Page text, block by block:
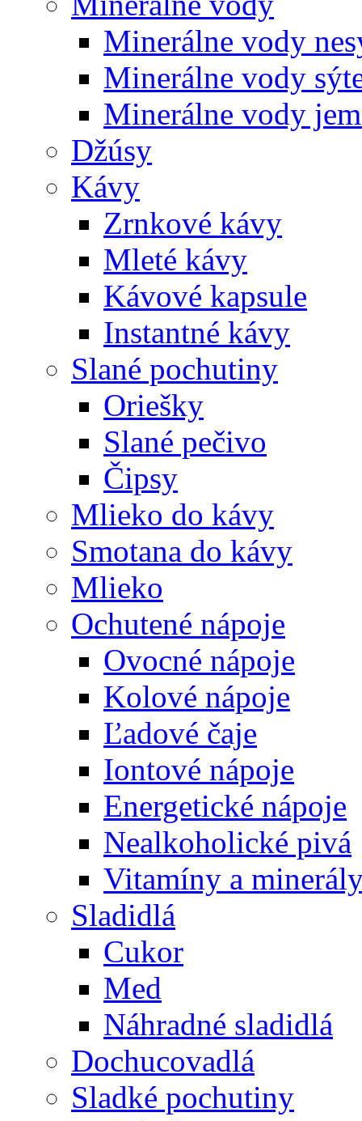
Minerálne vody
Minerálne vody
Minerálne vody
Džúsy
Kávy
Zrnkové kávy
Mleté kávy
Kávové kapsule
Instantné kávy
Slané pochutiny
Oriešky
Slané pečivo
Čipsy
Mlieko do kávy
Smotana do kávy
Mlieko
Ochutené nápoje
Ovocné nápoje
Kolové nápoje
Ľadové čaje
Iontové nápoje
Energetické nápoje
Nealkoholické pivá
Vitamíny a
Sladidlá
Cukor
Med
Náhradné sladidlá
Dochucovadlá
Sladké pochutiny